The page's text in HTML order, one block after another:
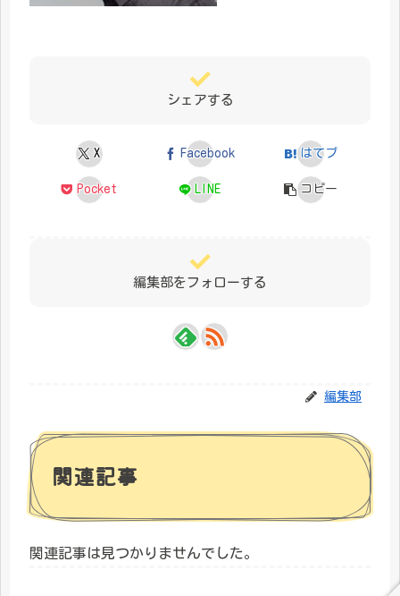
シェアする
X Facebook はてブ
Pocket LINE コピー
編集部をフォローする
編集部
関連記事
関連記事は見つかりませんでした。